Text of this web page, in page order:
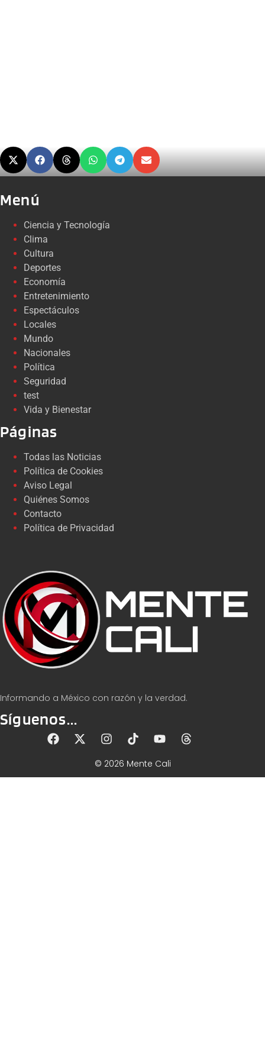
Informando a México con razón y la verdad.
Síguenos...
Menú
Ciencia y Tecnología
Clima
Cultura
Deportes
Economía
Entretenimiento
Espectáculos
Locales
Mundo
Nacionales
Política
Seguridad
test
Vida y Bienestar
Páginas
Todas las Noticias
Política de Cookies
Aviso Legal
Quiénes Somos
Contacto
Política de Privacidad
© 2026 Mente Cali